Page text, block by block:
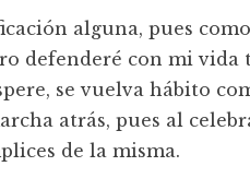
alguna, pues
defenderé con mi vida
se vuelva hábito
atrás, pues al
de la misma.